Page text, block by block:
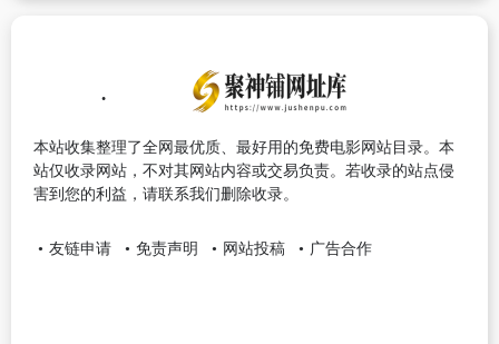
本站收集整理了全网最优质、最好用的免费电影网站目录。本
站仅收录网站，不对其网站内容或交易负责。若收录的站点侵
害到您的利益，请联系我们删除收录。
友链申请 免责声明 网站投稿 广告合作